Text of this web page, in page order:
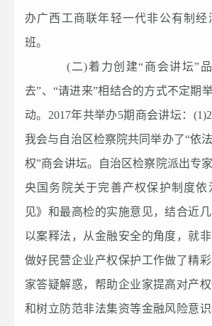
办广西工商联年轻一代非公有制经
班。
(二)着力创建“商会讲坛”品
去”、“请进来”相结合的方式不定期
动。2017年共举办5期商会讲坛：
我会与自治区检察院共同举办了“依
权”商会讲坛。自治区检察院派出专
央国务院关于完善产权保护制度依
见》和最高检的实施意见，结合近
以案释法，从金融安全的角度，就
做好民营企业产权保护工作做了精
家答疑解惑，帮助企业家提高对产
和树立防范非法集资等金融风险意